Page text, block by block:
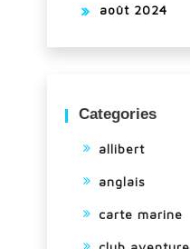
août 2024
Categories
allibert
anglais
carte marine